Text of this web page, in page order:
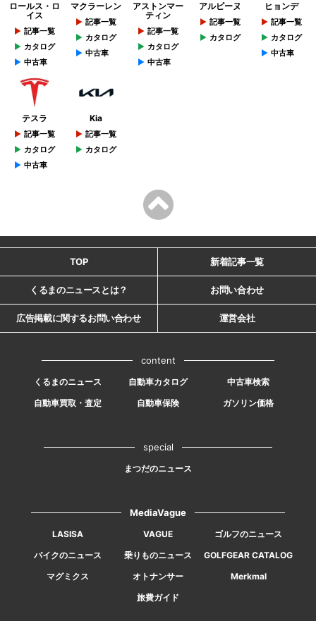
ロールス・ロ
イス
記事一覧
カタログ
中古車
マクラーレン
記事一覧
カタログ
中古車
アストンマー
ティン
記事一覧
カタログ
中古車
アルピーヌ
記事一覧
カタログ
ヒョンデ
記事一覧
カタログ
中古車
テスラ
記事一覧
カタログ
中古車
Kia
記事一覧
カタログ
TOP 新着記事一覧
くるまのニュースとは？ お問い合わせ
広告掲載に関するお問い合わせ 運営会社
content
くるまのニュース 自動車カタログ
中古車検索
自動車買取・査定
自動車保険 ガソリン価格
special
まつだのニュース
MediaVague
LASISA VAGUE
ゴルフのニュース
バイクのニュース
乗りものニュース
GOLFGEAR CATALOG
マグミクス
オトナンサー
Merkmal
旅費ガイド